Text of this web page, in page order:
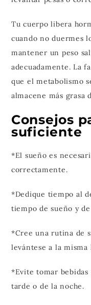
Tu cuerpo libera
cuando no duermes
mantener un peso
adecuadamente. La
que el metabolismo
almacene más grasa
Consejos
suficiente
*El sueño es
correctamente.
*Dedique tiempo al
tiempo de sueño y
*Cree una rutina de
levántese a la misma
*Evite tomar
tarde o de la noche.